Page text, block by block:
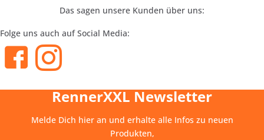
Das sagen unsere Kunden über uns:
Folge uns auch auf Social Media:
RennerXXL Newsletter
Melde Dich hier an und erhalte alle Infos zu neuen
Produkten,